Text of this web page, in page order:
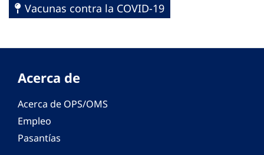
Vacunas contra la COVID-19
Acerca de
Acerca de OPS/OMS
Empleo
Pasantías